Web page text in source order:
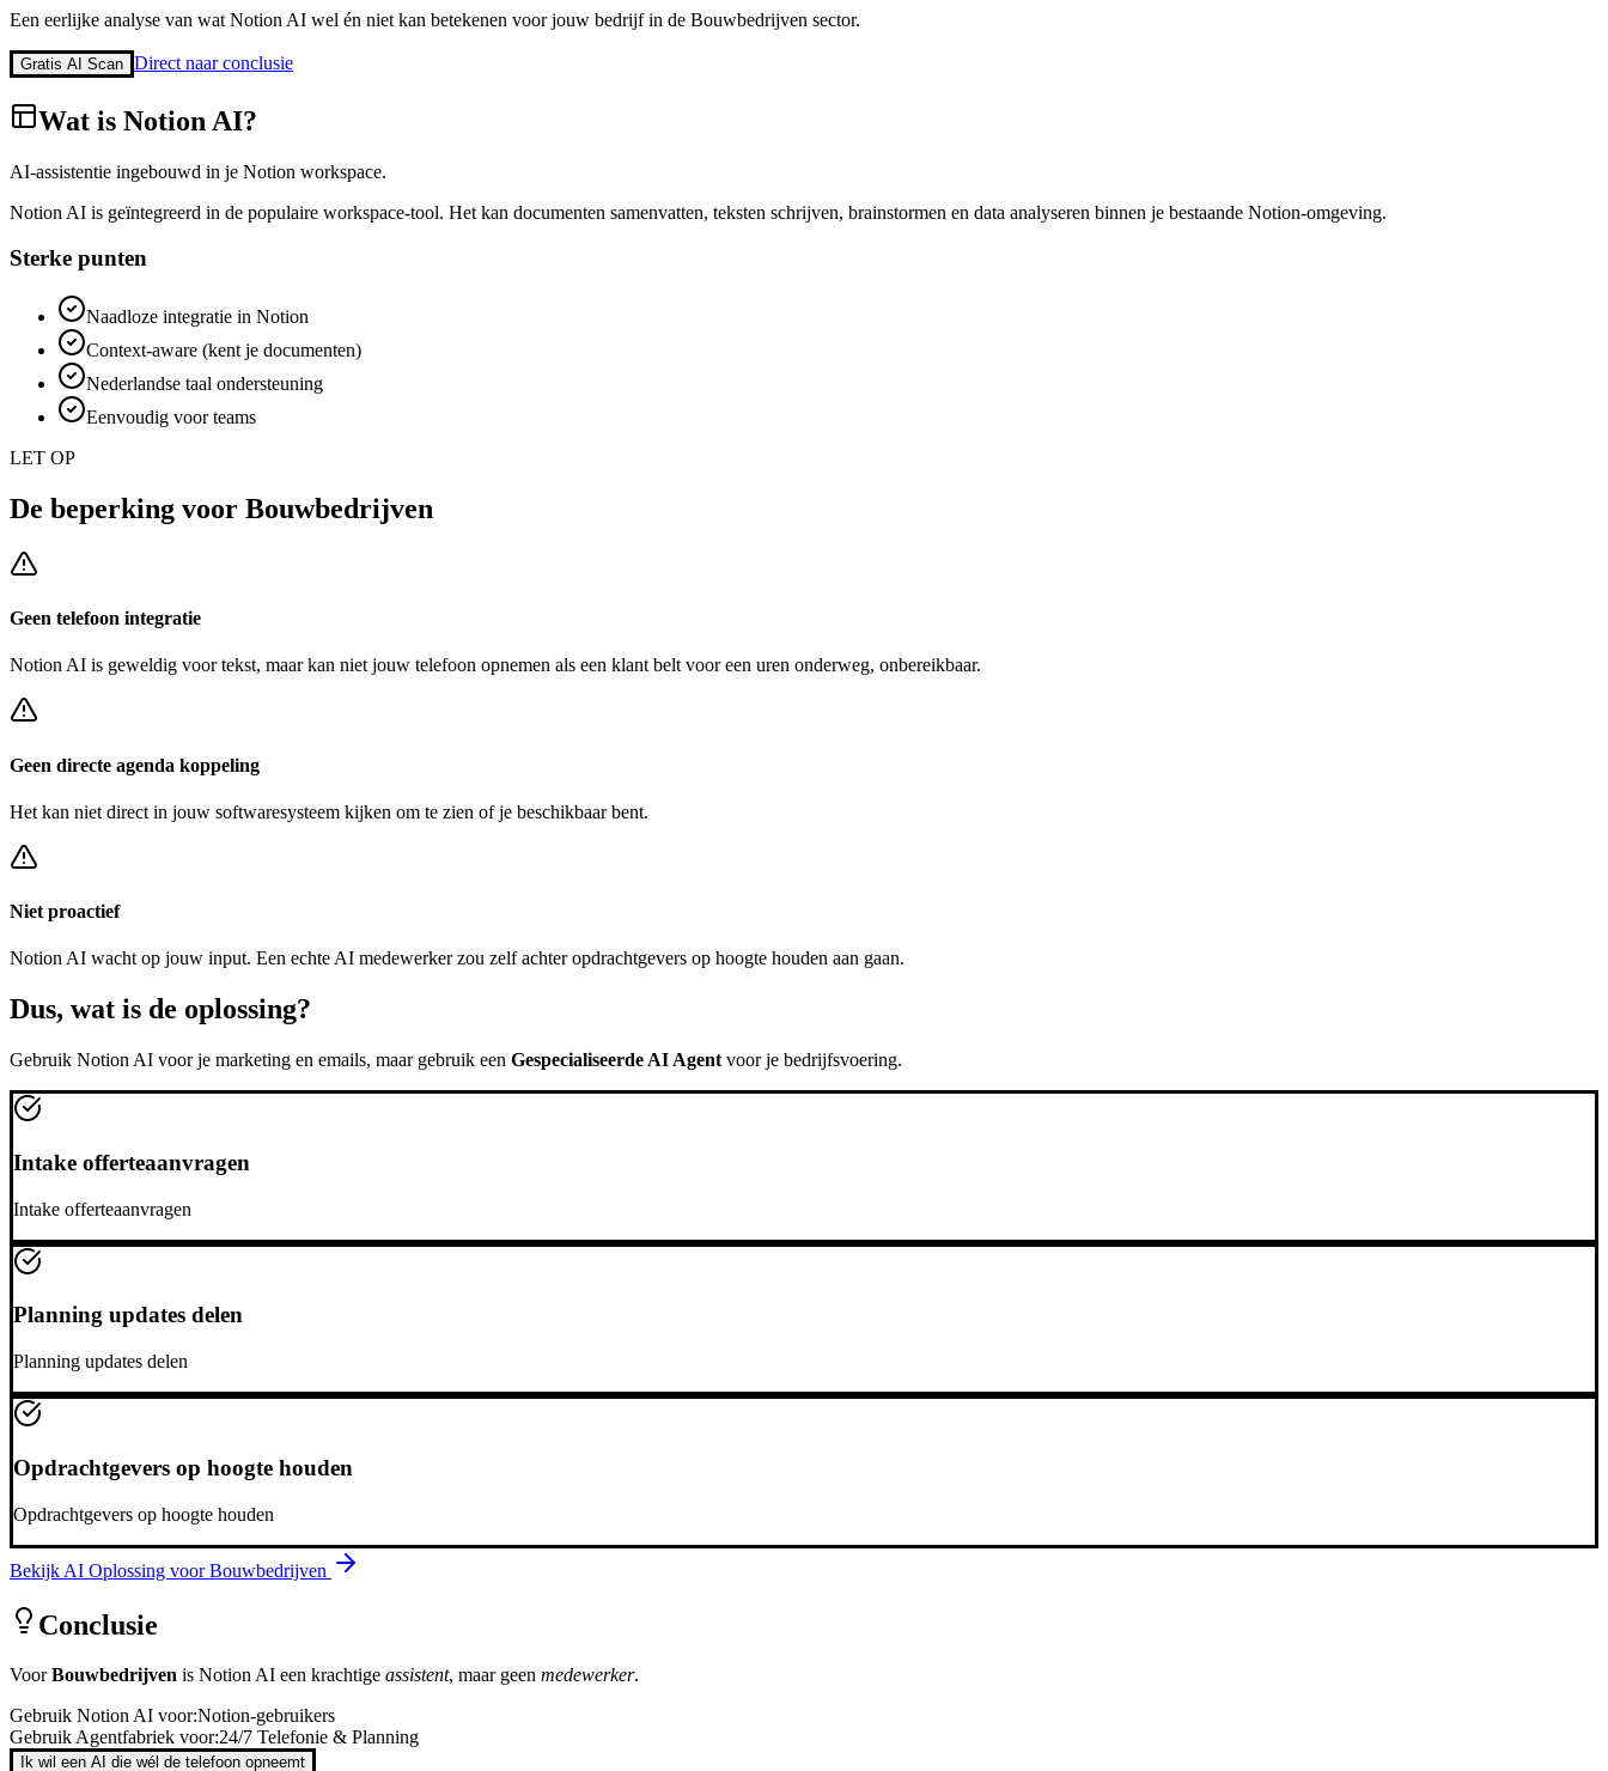
Een eerlijke analyse van wat Notion AI wel én niet kan betekenen voor jouw bedrijf in de Bouwbedrijven sector.
Gratis AI Scan Direct naar conclusie
Wat is Notion AI?
AI-assistentie ingebouwd in je Notion workspace.
Notion AI is geïntegreerd in de populaire workspace-tool. Het kan documenten samenvatten, teksten schrijven, brainstormen en data analyseren binnen je bestaande Notion-omgeving.
Sterke punten
Naadloze integratie in Notion
Context-aware (kent je documenten)
Nederlandse taal ondersteuning
Eenvoudig voor teams
LET OP
De beperking voor Bouwbedrijven
Geen telefoon integratie
Notion AI is geweldig voor tekst, maar kan niet jouw telefoon opnemen als een klant belt voor een uren onderweg, onbereikbaar.
Geen directe agenda koppeling
Het kan niet direct in jouw softwaresysteem kijken om te zien of je beschikbaar bent.
Niet proactief
Notion AI wacht op jouw input. Een echte AI medewerker zou zelf achteropdrachtgevers op hoogte houden aan gaan.
Dus, wat is de oplossing?
Gebruik Notion AI voor je marketing en emails, maar gebruik een Gespecialiseerde AI Agent voor je bedrijfsvoering.
Intake offerteaanvragen
Intake offerteaanvragen
Planning updates delen
Planning updates delen
Opdrachtgevers op hoogte houden
Opdrachtgevers op hoogte houden
Bekijk AI Oplossing voorBouwbedrijven
Conclusie
VoorBouwbedrijven is Notion AI een krachtige assistent, maar geen medewerker.
Gebruik Notion AI voor:Notion-gebruikers
Gebruik Agentfabriek voor:24/7 Telefonie & Planning
Ik wil een AI die wél de telefoon opneemt